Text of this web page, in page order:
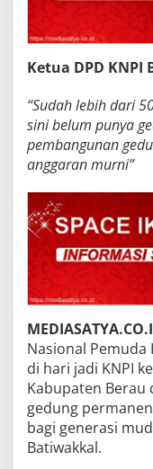
Ketua DPD
“Sudah lebih dari
sini belum punya
pembangunan
anggaran murni”
Nasional Pemuda
di hari jadi KNPI
Kabupaten
gedung
bagi generasi
Batiwakkal.